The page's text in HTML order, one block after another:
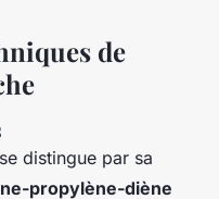
de
distingue par sa
propylène-diène